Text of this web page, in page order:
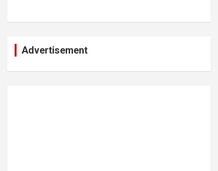
Advertisement